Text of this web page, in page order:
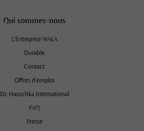
Qui sommes-nous
L'Entreprise WALA
Durable
Contact
Offres d’emploi
Dr. Hauschka International
FAQ
Presse